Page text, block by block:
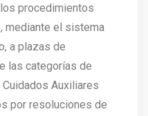
procedimientos
mediante el sistema
a plazas de
las categorías de
Auxiliares
por resoluciones de